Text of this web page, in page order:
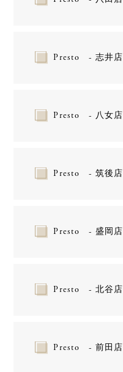
Presto - 志井店
Presto - 八女店
Presto - 筑後店
Presto - 盛岡店
Presto - 北谷店
Presto - 前田店